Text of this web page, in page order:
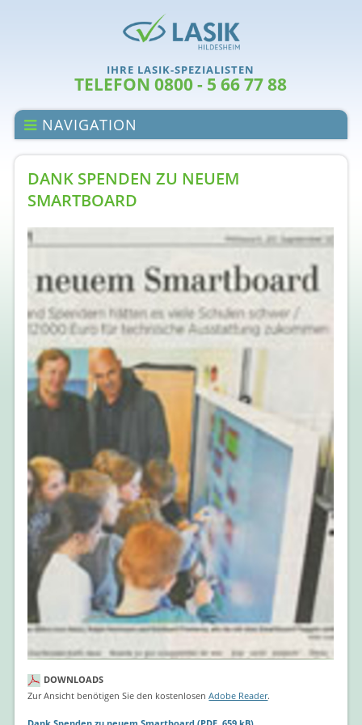
IHRE LASIK-SPEZIALISTEN
TELEFON 0800 - 5 66 77 88
NAVIGATION
DANK SPENDEN ZU NEUEM
SMARTBOARD
DOWNLOADS
Zur Ansicht benötigen Sie den kostenlosenAdobe Reader.